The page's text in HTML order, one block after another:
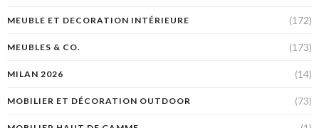
MEUBLE ET DECORATION INTÉRIEURE (172)
MEUBLES & CO. (173)
MILAN 2026 (14)
MOBILIER ET DÉCORATION OUTDOOR (73)